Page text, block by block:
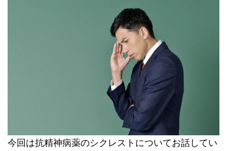
今回は抗精神病薬のシクレストについてお話してい